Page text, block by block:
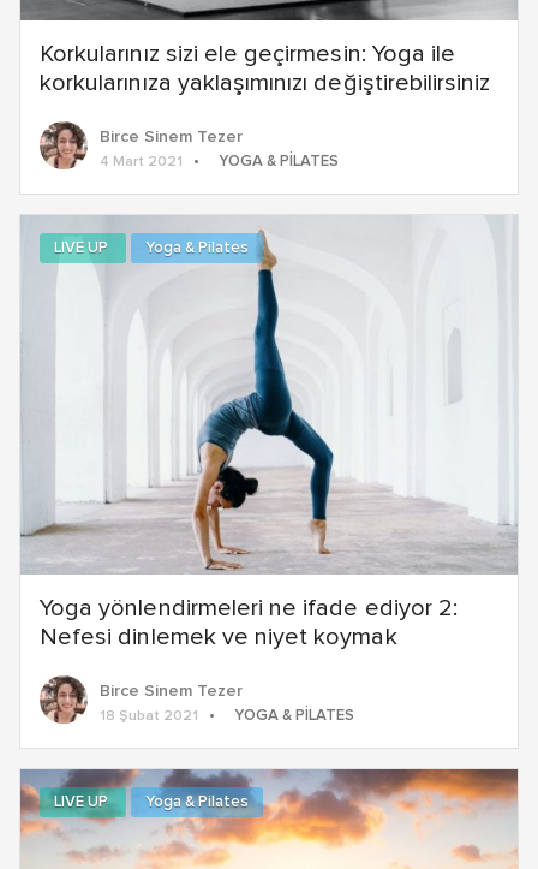
Korkularınız sizi ele geçirmesin: Yoga ile
korkularınıza yaklaşımınızı değiştirebilirsiniz
Birce Sinem Tezer
4 Mart 2021 YOGA & PILATES
Yoga yönlendirmeleri ne ifade ediyor 2:
Nefesi dinlemek ve niyet koymak
LIVE UP Yoga & Pilates
Birce Sinem Tezer
18 Şubat 2021 YOGA & PILATES
LIVE UP Yoga & Pilates